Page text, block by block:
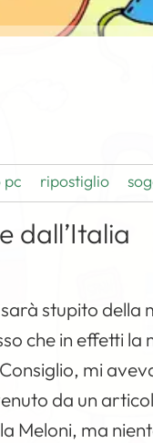
pc ripostiglio
dall’Italia
stupito della
che in effetti
mi
da un
Meloni, ma